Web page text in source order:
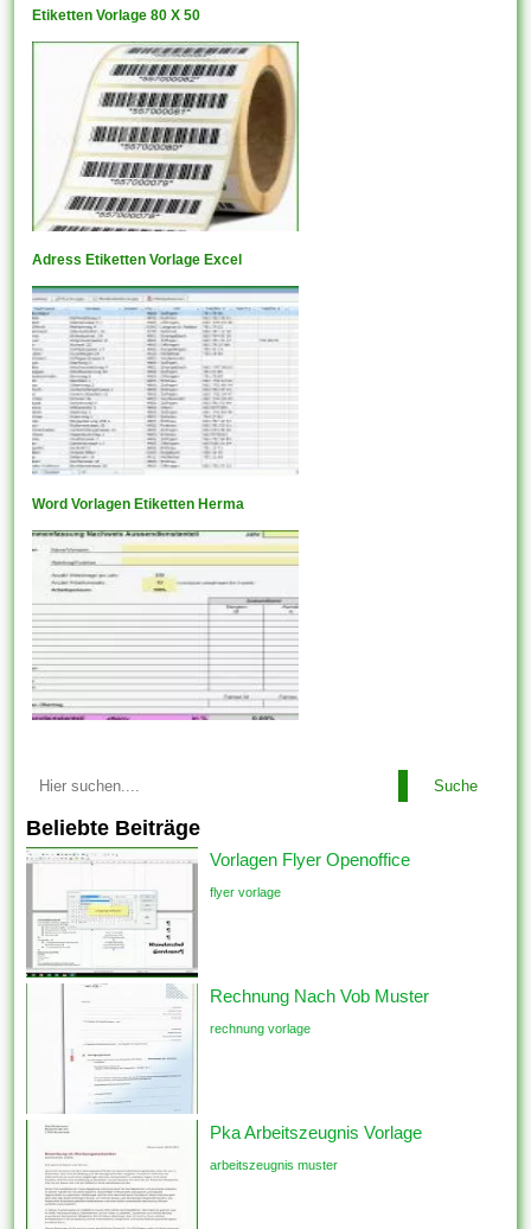
Etiketten Vorlage 80 X 50
Adress Etiketten Vorlage Excel
Word Vorlagen Etiketten Herma
Suche
Beliebte Beiträge
Vorlagen Flyer Openoffice
flyer vorlage
Rechnung Nach Vob Muster
rechnung vorlage
Pka Arbeitszeugnis Vorlage
arbeitszeugnis muster